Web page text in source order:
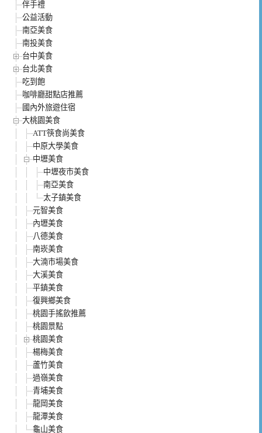
伴手禮
公益活動
南亞美食
南投美食
台中美食
台北美食
吃到飽
咖啡廳甜點店推薦
國內外旅遊住宿
大桃園美食
ATT筷食尚美食
中原大學美食
中壢美食
中壢夜市美食
南亞美食
太子鎮美食
元智美食
內壢美食
八德美食
南崁美食
大湳市場美食
大溪美食
平鎮美食
復興鄉美食
桃園手搖飲推薦
桃園景點
桃園美食
楊梅美食
蘆竹美食
過嶺美食
青埔美食
龍岡美食
龍潭美食
龜山美食